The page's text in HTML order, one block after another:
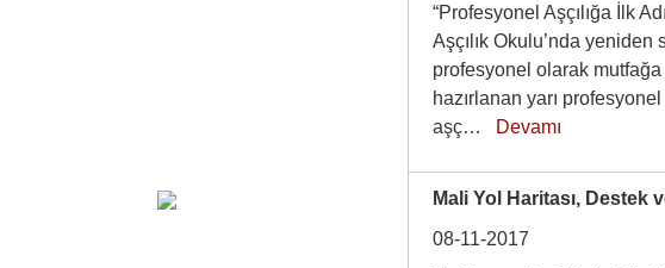
“Profesyonel Aşçılığa İlk
Aşçılık Okulu’nda
profesyonel olarak mutfağa
hazırlanan yarı
aşç…
Devamı
Mali Yol Haritası, Destek
08-11-2017